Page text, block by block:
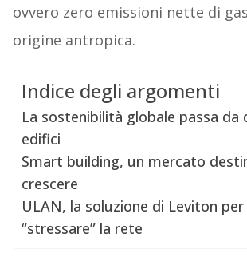
ovvero zero emissioni nette di
origine antropica.
Indice degli argomenti
La sostenibilità globale passa da
edifici
Smart building, un mercato
crescere
ULAN, la soluzione di Leviton per
“stressare” la rete